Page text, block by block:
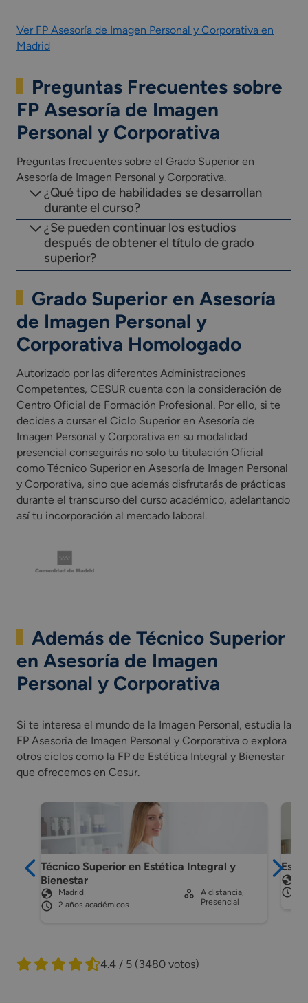
Ver FP Asesoría de Imagen Personal y Corporativa en
Madrid
Preguntas Frecuentes sobre
FP Asesoría de Imagen
Personal y Corporativa
Preguntas frecuentes sobre el Grado Superior en
Asesoría de Imagen Personal y Corporativa.
¿Qué tipo de habilidades se desarrollan
durante el curso?
¿Se pueden continuar los estudios
después de obtener el título de grado
superior?
Grado Superior en Asesoría
de Imagen Personal y
Corporativa Homologado
Autorizado por las diferentes Administraciones
Competentes, CESUR cuenta con la consideración de
Centro Oficial de Formación Profesional. Por ello, si te
decides a cursar el Ciclo Superior en Asesoría de
Imagen Personal y Corporativa en su modalidad
presencial conseguirás no solo tu titulación Oficial
como Técnico Superior en Asesoría de Imagen Personal
y Corporativa, sino que además disfrutarás de prácticas
durante el transcurso del curso académico, adelantando
así tu incorporación al mercado laboral.
Además de Técnico Superior
en Asesoría de Imagen
Personal y Corporativa
Si te interesa el mundo de la Imagen Personal, estudia la
FP Asesoría de Imagen Personal y Corporativa o explora
otros ciclos como la FP de Estética Integral y Bienestar
que ofrecemos en Cesur.
Técnico Superior en Estética Integral y
Bienestar
Madrid
2 años académicos
A distancia,
Presencial
4.4 / 5 (3480 votos)